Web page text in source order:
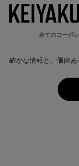
全てのコーポ
確かな情報と、価値あ